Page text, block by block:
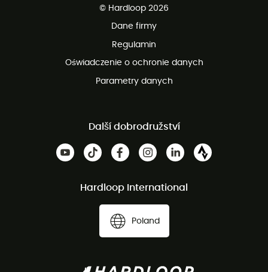
100 dni na bezpłatny zwrot
© Hardloop 2026
Dane firmy
Regulamin
Oświadczenie o ochronie danych
Parametry danych
Další dobrodružství
Hardloop International
Poland